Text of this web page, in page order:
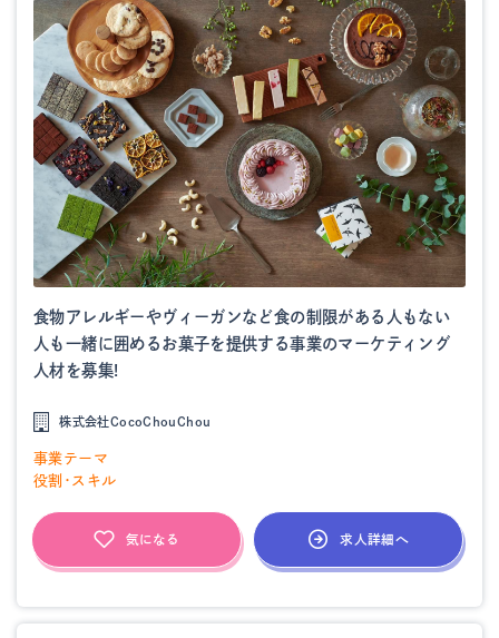
食物アレルギーやヴィーガンなど食の制限がある人もない
人も一緒に囲めるお菓子を提供する事業のマーケティング
人材を募集!
株式会社CocoChouChou
事業テーマ
役割・スキル
気になる 求人詳細へ